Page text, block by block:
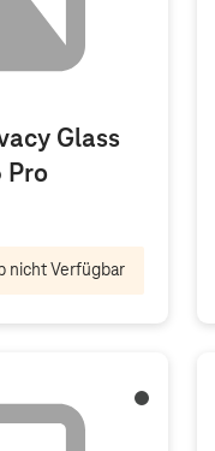
Glass
Pro
nicht Verfügbar
Schwarz